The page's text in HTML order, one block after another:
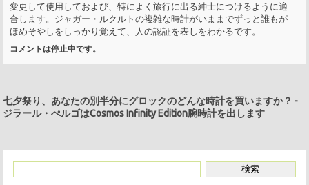
変更して使用しておよび、特によく旅行に出る紳士につけるように適
合します。ジャガー・ルクルトの複雑な時計がいままでずっと誰もが
ほめそやしをしっかり覚えて、人の認証を表しをわかるです。
コメントは停止中です。
七夕祭り、あなたの別半分にグロックのどんな時計を買いますか？ -
ジラール・ぺルゴはCosmos Infinity Edition腕時計を出します